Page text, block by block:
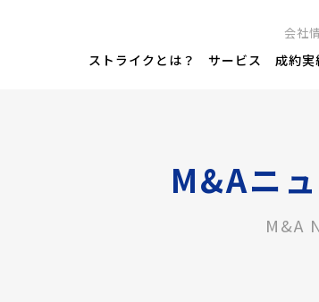
会社
ストライクとは？ サービス 成約実
M&Aニ
M&A